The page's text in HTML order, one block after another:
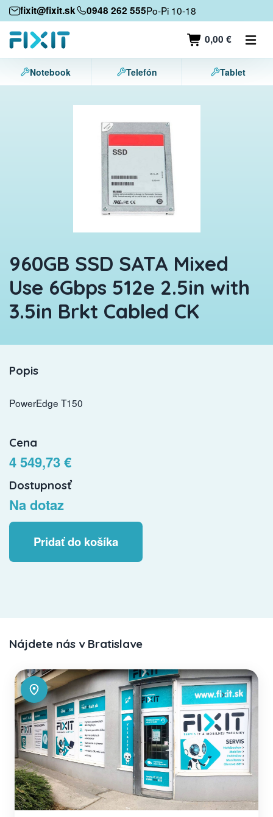
fixit@fixit.sk 0948 262 555Po-Pi 10-18
0,00 €
Mobilné zariadenia
Mobilné telefóny
Tablety
Notebook Telefón Tablet
960GB SSD SATA Mixed
Use 6Gbps 512e 2.5in with
3.5in Brkt Cabled CK
Popis
PowerEdge T150
Cena
4 549,73 €
Dostupnosť
Na dotaz
Pridať do košíka
Nájdete nás v Bratislave